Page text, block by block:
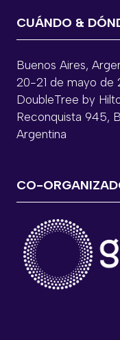
CUÁNDO &
Buenos Aires,
20-21 de mayo de
DoubleTree by
Reconquista 945,
Argentina
CO-